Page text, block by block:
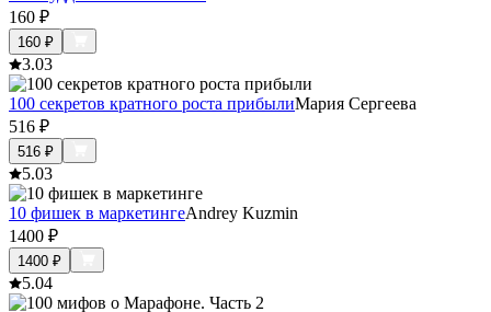
160 ₽
160 ₽
3.03
100 секретов кратного роста прибылиМария Сергеева
516 ₽
516 ₽
5.03
10 фишек в маркетингеAndrey Kuzmin
1400 ₽
1400 ₽
5.04